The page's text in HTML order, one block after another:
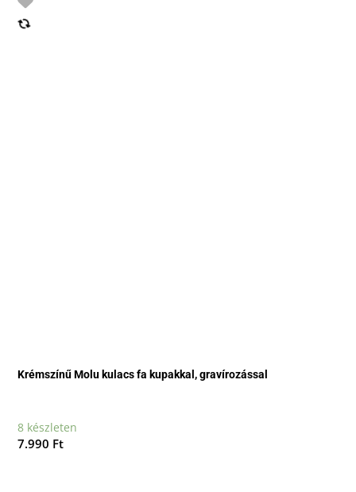
Krémszínű Molu kulacs fa kupakkal, gravírozással
8 készleten
7.990 Ft